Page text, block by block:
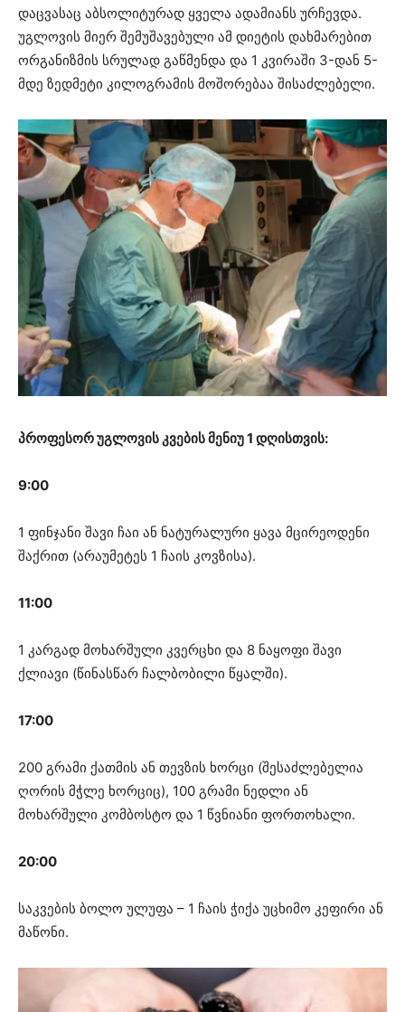
დაცვასაც აბსოლიტურად ყველა ადამიანს ურჩევდა.
უგლოვის მიერ შემუშავებული ამ დიეტის დახმარებით
ორგანიზმის სრულად გაწმენდა და 1 კვირაში 3-დან 5-
მდე ზედმეტი კილოგრამის მოშორებაა შისაძლებელი.
პროფესორ უგლოვის კვების მენიუ 1 დღისთვის:
9:00
1 ფინჯანი შავი ჩაი ან ნატურალური ყავა მცირეოდენი
შაქრით (არაუმეტეს 1 ჩაის კოვზისა).
11:00
1 კარგად მოხარშული კვერცხი და 8 ნაყოფი შავი
ქლიავი (წინასწარ ჩალბობილი წყალში).
17:00
200 გრამი ქათმის ან თევზის ხორცი (შესაძლებელია
ღორის მჭლე ხორციც), 100 გრამი ნედლი ან
მოხარშული კომბოსტო და 1 წვნიანი ფორთოხალი.
20:00
საკვების ბოლო ულუფა – 1 ჩაის ჭიქა უცხიმო კეფირი ან
მაწონი.